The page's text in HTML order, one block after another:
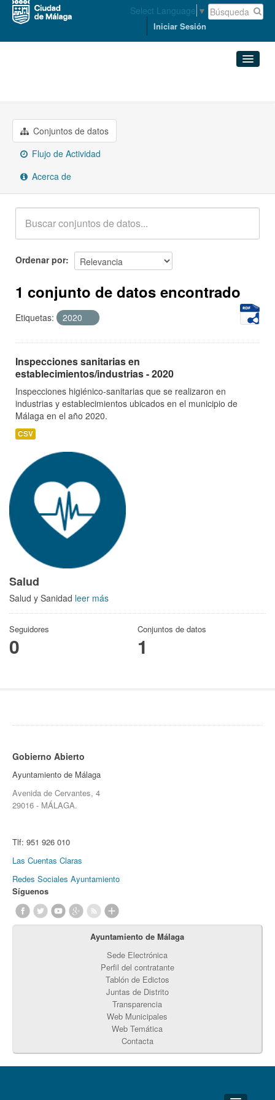
Select Language ▼
Iniciar Sesión
Organizaciones
Grupos
Acerca de
Conjuntos de datos
Flujo de Actividad
Acerca de
Ordenar por
1 conjunto de datos encontrado
Etiquetas: 2020
Inspecciones sanitarias en
establecimientos/industrias - 2020
Inspecciones higiénico-sanitarias que se realizaron en
industrias y establecimientos ubicados en el municipio de
Málaga en el año 2020.
CSV
Salud
Salud y Sanidad leer más
Seguidores
0
Conjuntos de datos
1
Gobierno Abierto
Ayuntamiento de Málaga
Avenida de Cervantes, 4
29016 - MÁLAGA.
Tlf: 951 926 010
Las Cuentas Claras
Redes Sociales Ayuntamiento
Síguenos
Ayuntamiento de Málaga
Sede Electrónica
Perfil del contratante
Tablón de Edictos
Juntas de Distrito
Transparencia
Web Municipales
Web Temática
Contacta